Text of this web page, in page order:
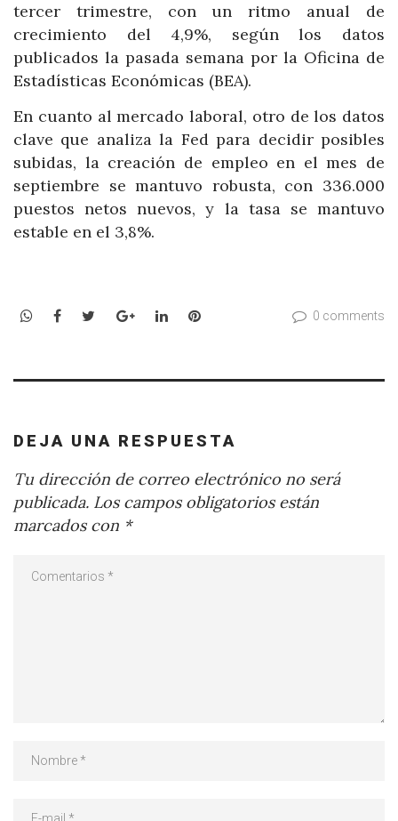
tercer trimestre, con un ritmo anual de
crecimiento del 4,9%, según los datos
publicados la pasada semana por la Oficina de
Estadísticas Económicas (BEA).
En cuanto al mercado laboral, otro de los datos
clave que analiza la Fed para decidir posibles
subidas, la creación de empleo en el mes de
septiembre se mantuvo robusta, con 336.000
puestos netos nuevos, y la tasa se mantuvo
estable en el 3,8%.
WhatsApp
Facebook
TwitterGoogle+LinkedInPinterest 0 comments
DEJA UNA RESPUESTA
Tu dirección de correo electrónico no será
publicada. Los campos obligatorios están
marcados con *